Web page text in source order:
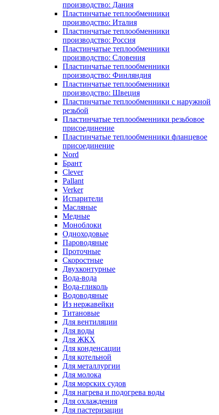
производство: Дания
Пластинчатые теплообменники
производство: Италия
Пластинчатые теплообменники
производство: Россия
Пластинчатые теплообменники
производство: Словения
Пластинчатые теплообменники
производство: Финляндия
Пластинчатые теплообменники
производство: Швеция
Пластинчатые теплообменники с наружной
резьбой
Пластинчатые теплообменники резьбовое
присоединение
Пластинчатые теплообменники фланцевое
присоединение
Nord
Брант
Clever
Pallant
Verker
Испарители
Масляные
Медные
Моноблоки
Одноходовые
Пароводяные
Проточные
Скоростные
Двухконтурные
Вода-вода
Вода-гликоль
Водоводяные
Из нержавейки
Титановые
Для вентиляции
Для воды
Для ЖКХ
Для конденсации
Для котельной
Для металлургии
Для молока
Для морских судов
Для нагрева и подогрева воды
Для охлаждения
Для пастеризации